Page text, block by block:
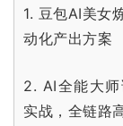
1. 豆包AI美女
动化产出方案
2. AI全能大
实战，全链路